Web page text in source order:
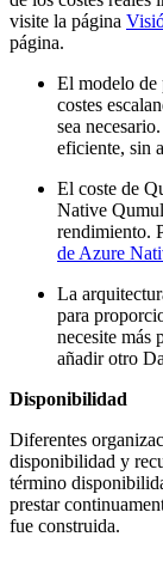
visite la página
página.
El modelo de
costes
sea
eficiente, sin
El coste de
Native
rendimiento.
de Azure
La
para
necesite más
añadir otro
Disponibilidad
Diferentes
disponibilidad y
término
prestar
fue construida.